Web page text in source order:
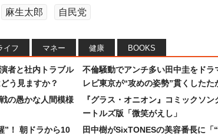
麻生太郎 自民党
イフ マネー 健康 BOOKS
者と社内トラブル
う見ますか？
の愚かな人間模様
”！ 朝ドラから10
不倫騒動でアンチ多い田中圭をドラ
レビ東京が“攻めの姿勢”貫くしたた
『グラス・オニオン』コミックソ
ートルズ版「微笑がえし」
田中樹がSixTONESの美容番長に「